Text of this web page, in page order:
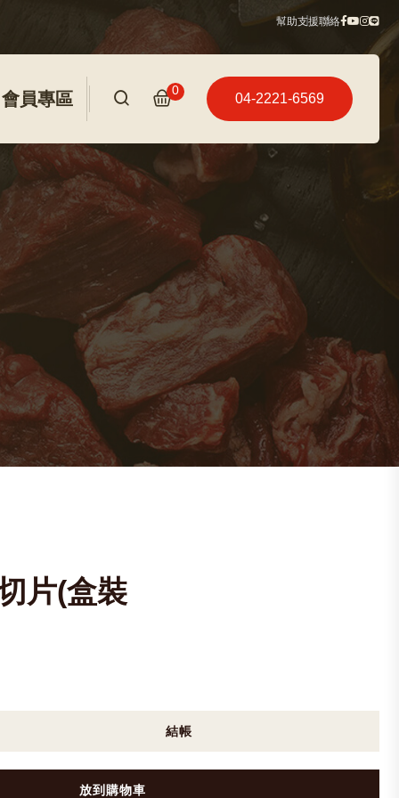
幫助支援聯絡
會員專區 0
04-2221-6569
片(盒裝
結帳
放到購物車